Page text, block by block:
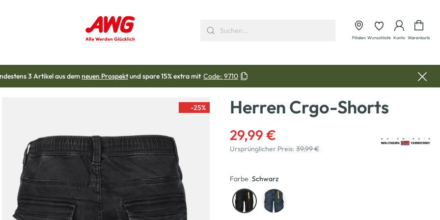
Filialen Wunschliste Konto Warenkorb
3 Artikel aus demneuen Prospektund spare 15% extra mit Code: 9710
-25% Herren Crgo-Shorts
29,99 €
Ursprünglicher Preis: 39,99 €
Farbe Schwarz